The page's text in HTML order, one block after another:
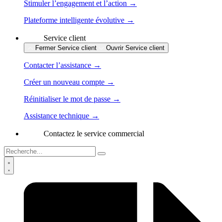
Stimuler l’engagement et l’action →
Plateforme intelligente évolutive →
Service client
Fermer Service client Ouvrir Service client
Contacter l’assistance →
Créer un nouveau compte →
Réinitialiser le mot de passe →
Assistance technique →
Contactez le service commercial